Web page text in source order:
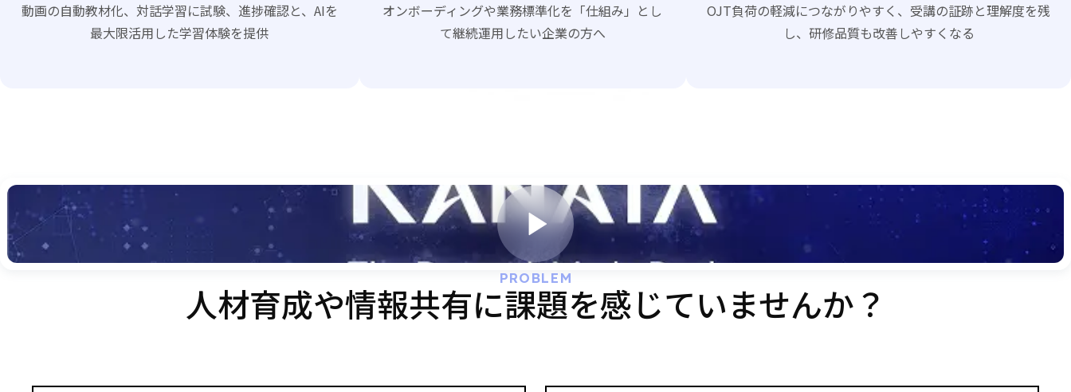
動画の自動教材化、対話学習に試験、進捗確認と、AIを
最大限活用した学習体験を提供
オンボーディングや業務標準化を「仕組み」とし
て継続運用したい企業の方へ
OJT負荷の軽減につながりやすく、受講の証跡と理解度を残
し、研修品質も改善しやすくなる
PROBLEM
人材育成や情報共有に課題を感じていませんか？